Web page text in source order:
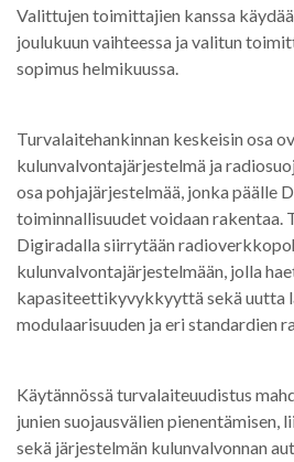
Valittujen toimittajien kanssa
joulukuun vaihteessa ja valitun
sopimus helmikuussa.
Turvalaitehankinnan keskeisin osa
kulunvalvontajärjestelmä ja
osa pohjajärjestelmää, jonka päälle
toiminnallisuudet voidaan rakentaa.
Digiradalla siirrytään
kulunvalvontajärjestelmään, jolla
kapasiteettikyvykkyyttä sekä uutta
modulaarisuuden ja eri standardien
Käytännössä turvalaiteuudistus
junien suojausvälien pienentämisen,
sekä järjestelmän kulunvalvonnan